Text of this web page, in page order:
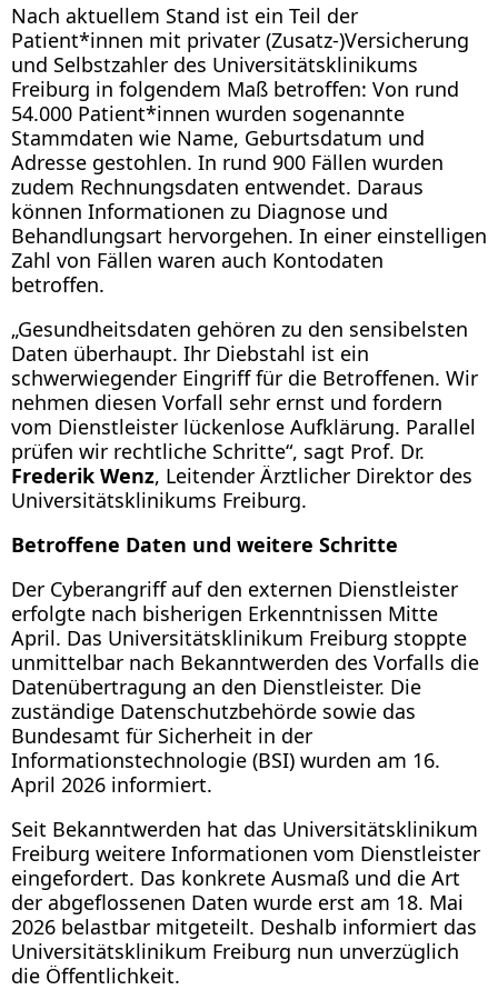
Nach aktuellem Stand ist ein Teil der
Patient*innen mit privater (Zusatz-)Versicherung
und Selbstzahler des Universitätsklinikums
Freiburg in folgendem Maß betroffen: Von rund
54.000 Patient*innen wurden sogenannte
Stammdaten wie Name, Geburtsdatum und
Adresse gestohlen. In rund 900 Fällen wurden
zudem Rechnungsdaten entwendet. Daraus
können Informationen zu Diagnose und
Behandlungsart hervorgehen. In einer einstelligen
Zahl von Fällen waren auch Kontodaten
betroffen.
„Gesundheitsdaten gehören zu den sensibelsten
Daten überhaupt. Ihr Diebstahl ist ein
schwerwiegender Eingriff für die Betroffenen. Wir
nehmen diesen Vorfall sehr ernst und fordern
vom Dienstleister lückenlose Aufklärung. Parallel
prüfen wir rechtliche Schritte“, sagt Prof. Dr.
Frederik Wenz, Leitender Ärztlicher Direktor des
Universitätsklinikums Freiburg.
Betroffene Daten und weitere Schritte
Der Cyberangriff auf den externen Dienstleister
erfolgte nach bisherigen Erkenntnissen Mitte
April. Das Universitätsklinikum Freiburg stoppte
unmittelbar nach Bekanntwerden des Vorfalls die
Datenübertragung an den Dienstleister. Die
zuständige Datenschutzbehörde sowie das
Bundesamt für Sicherheit in der
Informationstechnologie (BSI) wurden am 16.
April 2026 informiert.
Seit Bekanntwerden hat das Universitätsklinikum
Freiburg weitere Informationen vom Dienstleister
eingefordert. Das konkrete Ausmaß und die Art
der abgeflossenen Daten wurde erst am 18. Mai
2026 belastbar mitgeteilt. Deshalb informiert das
Universitätsklinikum Freiburg nun unverzüglich
die Öffentlichkeit.